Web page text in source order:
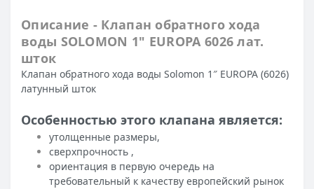
Описание - Клапан обратного хода
воды SOLOMON 1″ EUROPA 6026 лат.
шток
Клапан обратного хода воды Solomon 1″ EUROPA (6026)
латунный шток
Особенностью этого клапана является:
утолщенные размеры,
сверхпрочность ,
ориентация в первую очередь на
требовательный к качеству европейский рынок